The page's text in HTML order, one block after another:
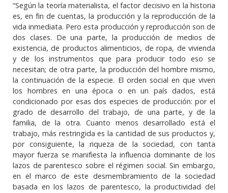
“Según la teoría materialista, el factor decisivo en la historia
es, en fin de cuentas, la producción y la reproducción de la
vida inmediata. Pero esta producción y reproducción son de
dos clases. De una parte, la producción de medios de
existencia, de productos alimenticios, de ropa, de vivienda
y de los instrumentos que para producir todo eso se
necesitan; de otra parte, la producción del hombre mismo,
la continuación de la especie. El orden social en que viven
los hombres en una época o en un país dados, está
condicionado por esas dos especies de producción: por el
grado de desarrollo del trabajo, de una parte, y de la
familia, de la otra. Cuanto menos desarrollado está el
trabajo, más restringida es la cantidad de sus productos y,
por consiguiente, la riqueza de la sociedad, con tanta
mayor fuerza se manifiesta la influencia dominante de los
lazos de parentesco sobre el régimen social. Sin embargo,
en el marco de este desmembramiento de la sociedad
basada en los lazos de parentesco, la productividad del